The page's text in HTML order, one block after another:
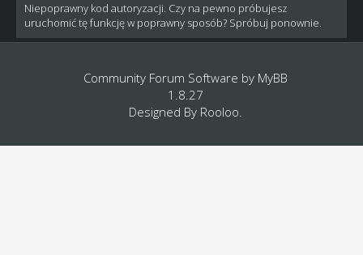
Niepoprawny kod autoryzacji. Czy na pewno próbujesz
uruchomić tę funkcję w poprawny sposób? Spróbuj ponownie.
Community Forum Software by MyBB
1.8.27
Designed By Rooloo.